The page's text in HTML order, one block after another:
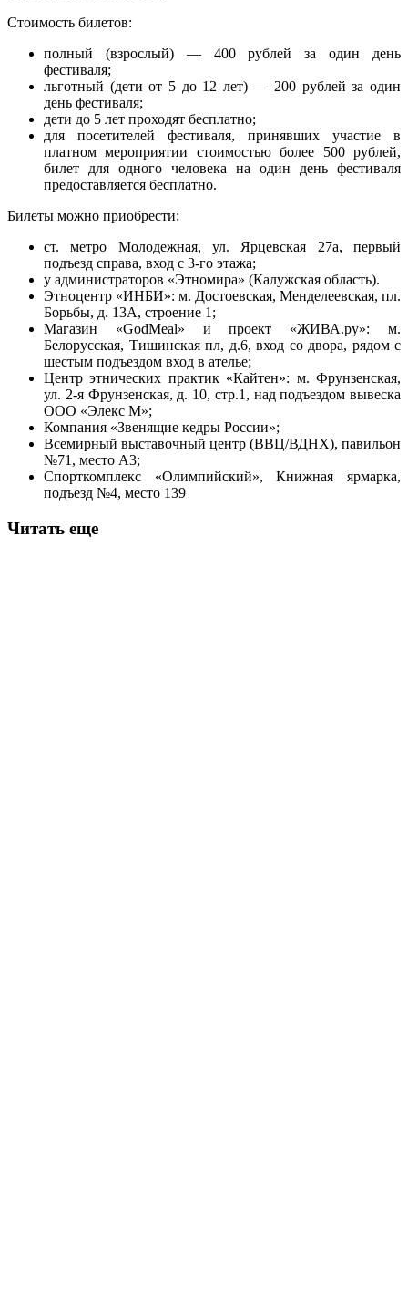
Стоимость билетов:
полный (взрослый) — 400 рублей за один день
фестиваля;
льготный (дети от 5 до 12 лет) — 200 рублей за один
день фестиваля;
дети до 5 лет проходят бесплатно;
для посетителей фестиваля, принявших участие в
платном мероприятии стоимостью более 500 рублей,
билет для одного человека на один день фестиваля
предоставляется бесплатно.
Билеты можно приобрести:
ст. метро Молодежная, ул. Ярцевская 27а, первый
подъезд справа, вход с 3-го этажа;
у администраторов «Этномира» (Калужская область).
Этноцентр «ИНБИ»: м. Достоевская, Менделеевская, пл.
Борьбы, д. 13А, строение 1;
Магазин «GodMeal» и проект «ЖИВА.ру»: м.
Белорусская, Тишинская пл, д.6, вход со двора, рядом с
шестым подъездом вход в ателье;
Центр этнических практик «Кайтен»: м. Фрунзенская,
ул. 2-я Фрунзенская, д. 10, стр.1, над подъездом вывеска
ООО «Элекс М»;
Компания «Звенящие кедры России»;
Всемирный выставочный центр (ВВЦ/ВДНХ), павильон
№71, место А3;
Спорткомплекс «Олимпийский», Книжная ярмарка,
подъезд №4, место 139
Читать еще